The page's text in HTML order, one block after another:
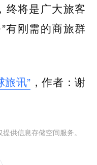
终将是广大旅客
刚需的商旅群
旅讯” ，作者：谢
供信息存储空间服务。